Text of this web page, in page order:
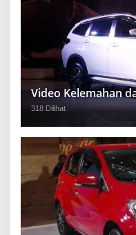
Video Kelemahan
318 Dilihat